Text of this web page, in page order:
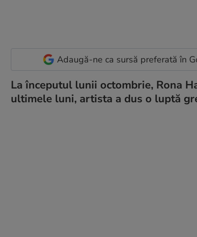
Adaugă-ne ca sursă preferată în
La începutul lunii octombrie, Rona
ultimele luni, artista a dus o luptă